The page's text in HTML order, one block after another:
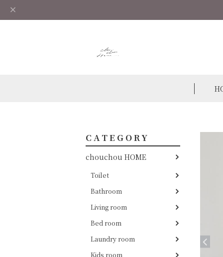
CATEGORY
chouchou HOME
Toilet
Bathroom
Living room
Bed room
Laundry room
Kids room